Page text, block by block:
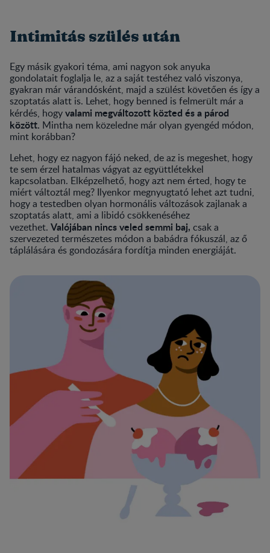
Intimitás szülés után
Egy másik gyakori téma, ami nagyon sok anyuka
gondolatait foglalja le, az a saját testéhez való viszonya,
gyakran már várandósként, majd a szülést követően és így a
szoptatás alatt is. Lehet, hogy benned is felmerült már a
kérdés, hogyvalami megváltozott közted és a párod
között. Mintha nem közeledne már olyan gyengéd módon,
mint korábban?
Lehet, hogy ez nagyon fájó neked, de az is megeshet, hogy
te sem érzel hatalmas vágyat az együttlétekkel
kapcsolatban. Elképzelhető, hogy azt nem érted, hogy te
miért változtál meg? Ilyenkor megnyugtató lehet azt tudni,
hogy a testedben olyan hormonális változások zajlanak a
szoptatás alatt, ami a libidó csökkenéséhez
vezethet. Valójában nincs veled semmi baj, csak a
szervezeted természetes módon a babádra fókuszál, az ő
táplálására és gondozására fordítja minden energiáját.